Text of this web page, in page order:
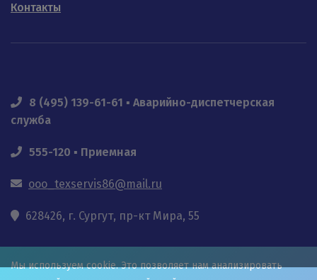
Контакты
8 (495) 139-61-61 ▪ Аварийно-диспетчерская
служба
555-120 ▪ Приемная
ooo_texservis86@mail.ru
628426, г. Сургут, пр-кт Мира, 55
Мы используем cookie. Это позволяет нам анализировать